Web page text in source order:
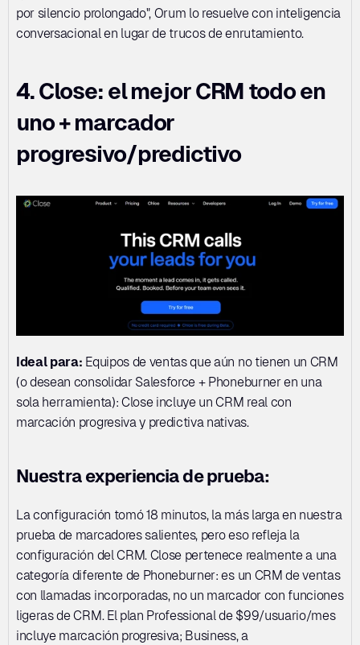
por silencio prolongado", Orum lo resuelve con inteligencia
conversacional en lugar de trucos de enrutamiento.
4. Close: el mejor CRM todo en
uno + marcador
progresivo/predictivo
Ideal para: Equipos de ventas que aún no tienen un CRM
(o desean consolidar Salesforce + Phoneburner en una
sola herramienta): Close incluye un CRM real con
marcación progresiva y predictiva nativas.
Nuestra experiencia de prueba:
La configuración tomó 18 minutos, la más larga en nuestra
prueba de marcadores salientes, pero eso refleja la
configuración del CRM. Close pertenece realmente a una
categoría diferente de Phoneburner: es un CRM de ventas
con llamadas incorporadas, no un marcador con funciones
ligeras de CRM. El plan Professional de $99/usuario/mes
incluye marcación progresiva; Business, a